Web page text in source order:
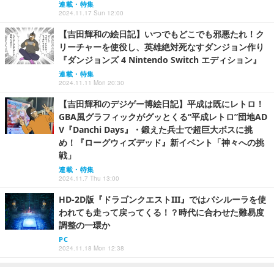
連載・特集
2024.11.17 Sun 12:00
【吉田輝和の絵日記】いつでもどこでも邪悪たれ！ク
リーチャーを使役し、英雄絶対死なすダンジョン作り
『ダンジョンズ 4 Nintendo Switch エディション』
連載・特集
2024.11.11 Mon 20:30
【吉田輝和のデジゲー博絵日記】平成は既にレトロ！
GBA風グラフィックがグッとくる“平成レトロ”団地AD
V『Danchi Days』・鍛えた兵士で超巨大ボスに挑
め！『ローグウィズデッド』新イベント「神々への挑
戦」
連載・特集
2024.11.7 Thu 13:00
HD-2D版『ドラゴンクエストIII』ではバシルーラを使
われても走って戻ってくる！？時代に合わせた難易度
調整の一環か
PC
2024.11.18 Mon 12:38